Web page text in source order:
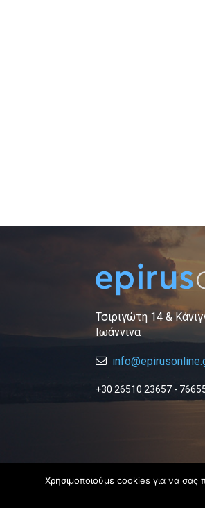
Τσιριγώτη 14 &
Ιωάννινα
+30 26510 23657 -
Χρησιμοποιούμε cookies για να σας